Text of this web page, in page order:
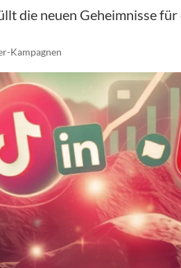
die neuen Geheimnisse
Kampagnen